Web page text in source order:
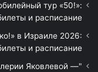
тур «50!»:
и расписание
в Израиле 2026:
и расписание
Яковлевой —